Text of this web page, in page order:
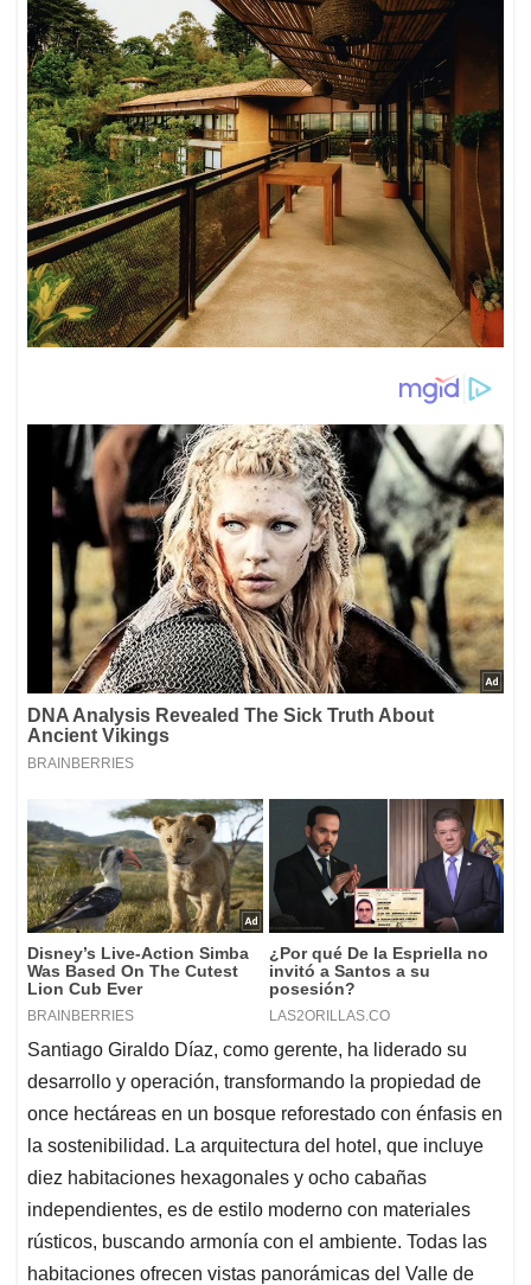
Santiago Giraldo Díaz, como gerente, ha liderado su
desarrollo y operación, transformando la propiedad de
once hectáreas en un bosque reforestado con énfasis en
la sostenibilidad. La arquitectura del hotel, que incluye
diez habitaciones hexagonales y ocho cabañas
independientes, es de estilo moderno con materiales
rústicos, buscando armonía con el ambiente. Todas las
habitaciones ofrecen vistas panorámicas del Valle de